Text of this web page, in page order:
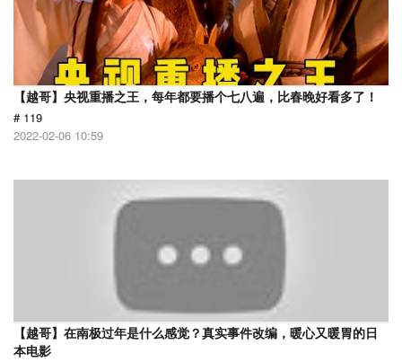
【越哥】央视重播之王，每年都要播个七八遍，比春晚好看多了！
# 119
2022-02-06 10:59
【越哥】在南极过年是什么感觉？真实事件改编，暖心又暖胃的日
本电影